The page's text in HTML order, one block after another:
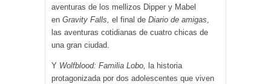
aventuras de los mellizos Dipper y Mabel
en Gravity Falls, el final de Diario de amigas,
las aventuras cotidianas de cuatro chicas de
una gran ciudad.
Y Wolfblood: Familia Lobo, la historia
protagonizada por dos adolescentes que viven